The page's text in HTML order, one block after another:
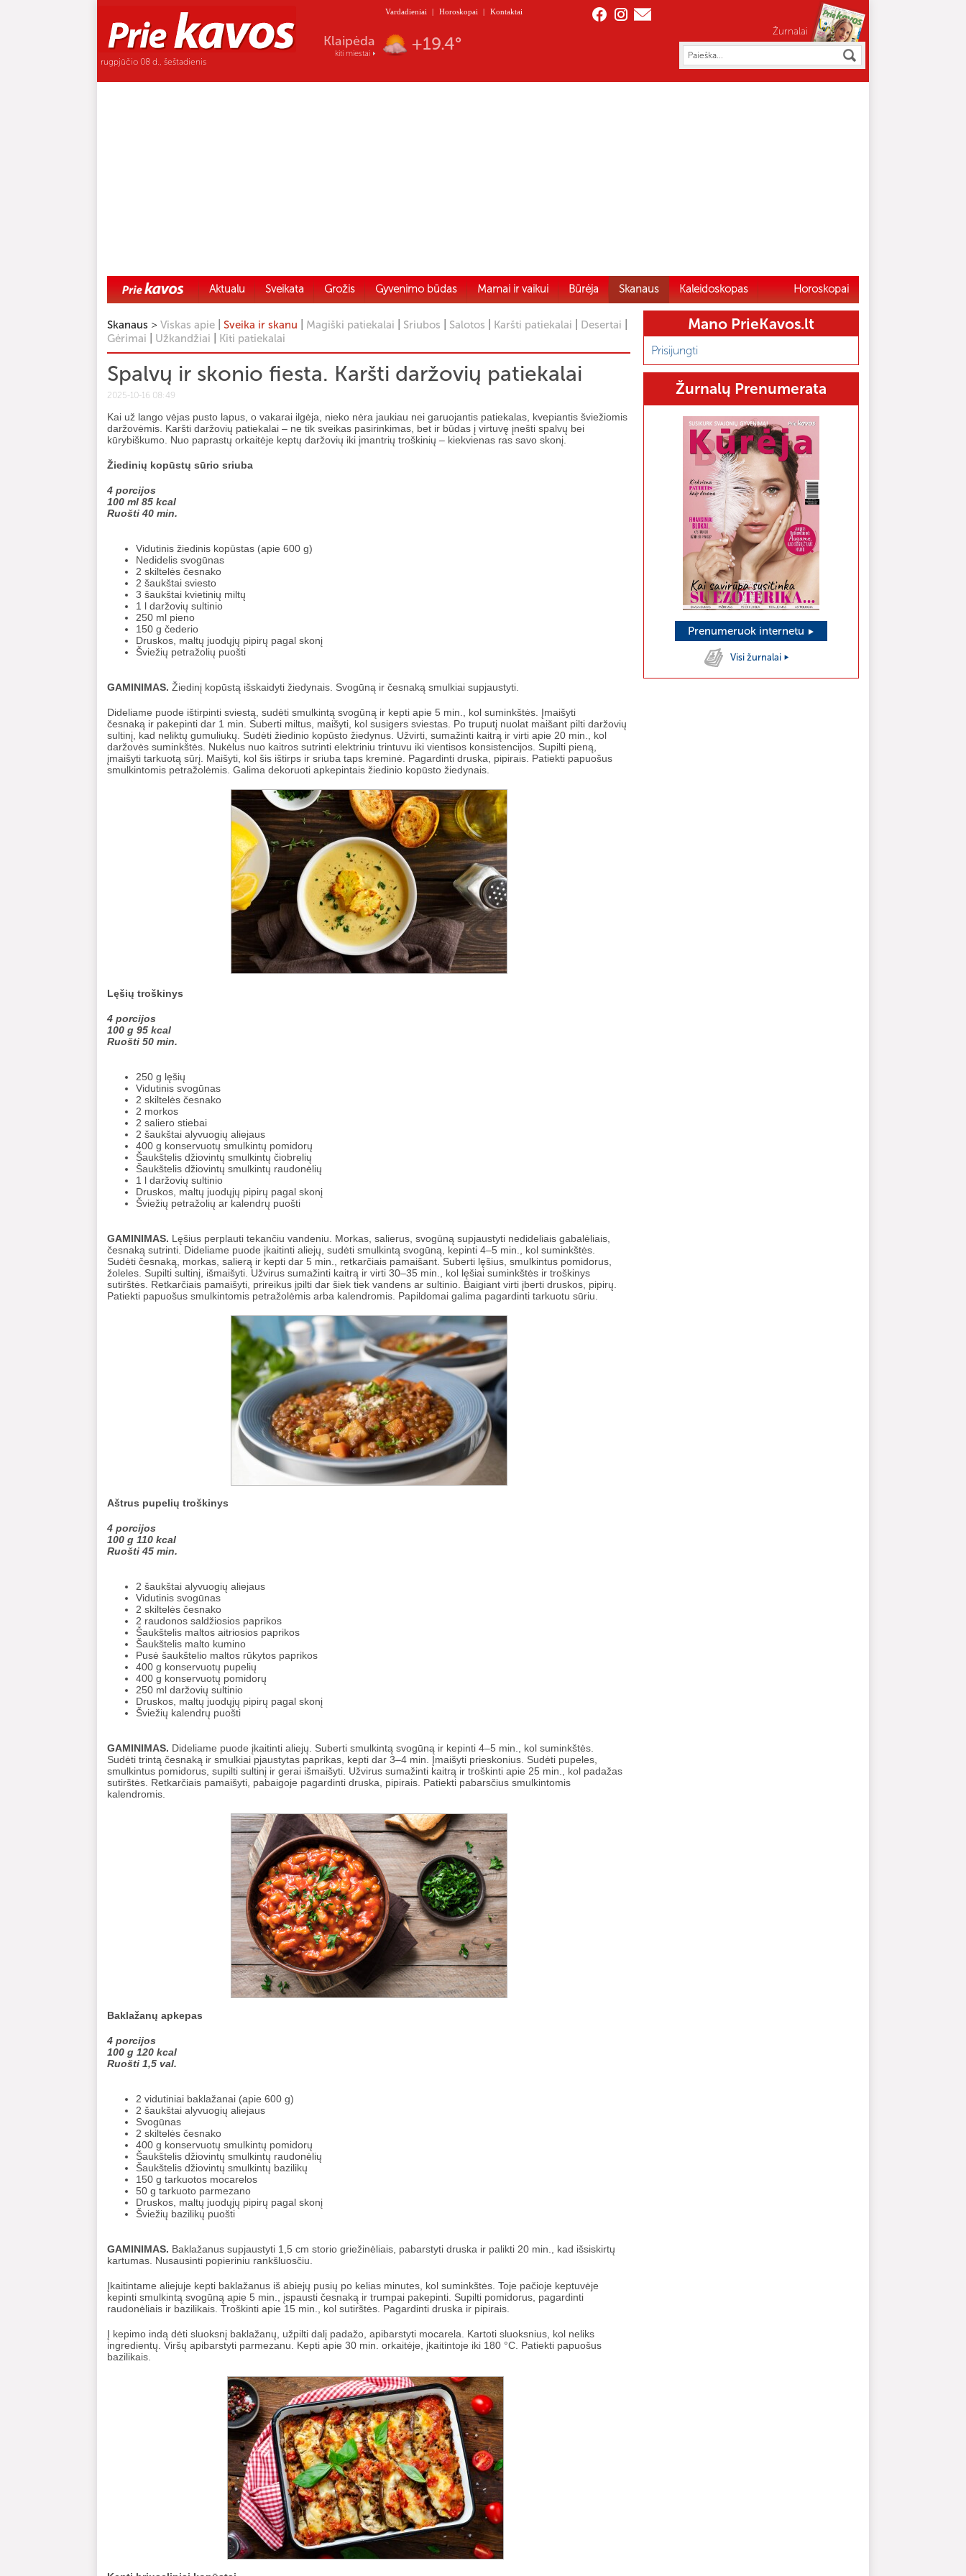
rugpjūčio 08 d., šeštadienis
Vardadieniai | Horoskopai | Kontaktai
Nida
kiti miestai +18.4°
Žurnalai
Aktualu Sveikata Grožis Gyvenimo būdas Mamai ir vaikui Būrėja Skanaus Kaleidoskopas Horoskopai
Skanaus > Viskas apie Sveika ir skanu Magiški patiekalai Sriubos Salotos Karšti patiekalai Desertai
Gėrimai Užkandžiai Kiti patiekalai
Spalvų ir skonio fiesta. Karšti daržovių patiekalai
2025-10-16 08:49
Kai už lango vėjas pusto lapus, o vakarai ilgėja, nieko nėra jaukiau nei garuojantis patiekalas, kvepiantis šviežiomis
daržovėmis. Karšti daržovių patiekalai – ne tik sveikas pasirinkimas, bet ir būdas į virtuvę įnešti spalvų bei
kūrybiškumo. Nuo paprastų orkaitėje keptų daržovių iki įmantrių troškinių – kiekvienas ras savo skonį.
Žiedinių kopūstų sūrio sriuba
4 porcijos
100 ml 85 kcal
Ruošti 40 min.
Vidutinis žiedinis kopūstas (apie 600 g)
Nedidelis svogūnas
2 skiltelės česnako
2 šaukštai sviesto
3 šaukštai kvietinių miltų
1 l daržovių sultinio
250 ml pieno
150 g čederio
Druskos, maltų juodųjų pipirų pagal skonį
Šviežių petražolių puošti
GAMINIMAS. Žiedinį kopūstą išskaidyti žiedynais. Svogūną ir česnaką smulkiai supjaustyti.
Dideliame puode ištirpinti sviestą, sudėti smulkintą svogūną ir kepti apie 5 min., kol suminkštės. Įmaišyti
česnaką ir pakepinti dar 1 min. Suberti miltus, maišyti, kol susigers sviestas. Po truputį nuolat maišant pilti daržovių
sultinį, kad neliktų gumuliukų. Sudėti žiedinio kopūsto žiedynus. Užvirti, sumažinti kaitrą ir virti apie 20 min., kol
daržovės suminkštės. Nukėlus nuo kaitros sutrinti elektriniu trintuvu iki vientisos konsistencijos. Supilti pieną,
įmaišyti tarkuotą sūrį. Maišyti, kol šis ištirps ir sriuba taps kreminė. Pagardinti druska, pipirais. Patiekti papuošus
smulkintomis petražolėmis. Galima dekoruoti apkepintais žiedinio kopūsto žiedynais.
Lęšių troškinys
4 porcijos
100 g 95 kcal
Ruošti 50 min.
250 g lęšių
Vidutinis svogūnas
2 skiltelės česnako
2 morkos
2 saliero stiebai
2 šaukštai alyvuogių aliejaus
400 g konservuotų smulkintų pomidorų
Šaukštelis džiovintų smulkintų čiobrelių
Šaukštelis džiovintų smulkintų raudonėlių
1 l daržovių sultinio
Druskos, maltų juodųjų pipirų pagal skonį
Šviežių petražolių ar kalendrų puošti
GAMINIMAS. Lęšius perplauti tekančiu vandeniu. Morkas, salierus, svogūną supjaustyti nedideliais gabalėliais,
česnaką sutrinti. Dideliame puode įkaitinti aliejų, sudėti smulkintą svogūną, kepinti 4–5 min., kol suminkštės.
Sudėti česnaką, morkas, salierą ir kepti dar 5 min., retkarčiais pamaišant. Suberti lęšius, smulkintus pomidorus,
žoleles. Supilti sultinį, išmaišyti. Užvirus sumažinti kaitrą ir virti 30–35 min., kol lęšiai suminkštės ir troškinys
sutirštės. Retkarčiais pamaišyti, prireikus įpilti dar šiek tiek vandens ar sultinio. Baigiant virti įberti druskos, pipirų.
Patiekti papuošus smulkintomis petražolėmis arba kalendromis. Papildomai galima pagardinti tarkuotu sūriu.
Aštrus pupelių troškinys
4 porcijos
100 g 110 kcal
Ruošti 45 min.
2 šaukštai alyvuogių aliejaus
Vidutinis svogūnas
2 skiltelės česnako
2 raudonos saldžiosios paprikos
Šaukštelis maltos aitriosios paprikos
Šaukštelis malto kumino
Pusė šaukštelio maltos rūkytos paprikos
400 g konservuotų pupelių
400 g konservuotų pomidorų
250 ml daržovių sultinio
Druskos, maltų juodųjų pipirų pagal skonį
Šviežių kalendrų puošti
GAMINIMAS. Dideliame puode įkaitinti aliejų. Suberti smulkintą svogūną ir kepinti 4–5 min., kol suminkštės.
Sudėti trintą česnaką ir smulkiai pjaustytas paprikas, kepti dar 3–4 min. Įmaišyti prieskonius. Sudėti pupeles,
smulkintus pomidorus, supilti sultinį ir gerai išmaišyti. Užvirus sumažinti kaitrą ir troškinti apie 25 min., kol padažas
sutirštės. Retkarčiais pamaišyti, pabaigoje pagardinti druska, pipirais. Patiekti pabarsčius smulkintomis
kalendromis.
Baklažanų apkepas
4 porcijos
100 g 120 kcal
Ruošti 1,5 val.
2 vidutiniai baklažanai (apie 600 g)
2 šaukštai alyvuogių aliejaus
Svogūnas
2 skiltelės česnako
400 g konservuotų smulkintų pomidorų
Šaukštelis džiovintų smulkintų raudonėlių
Šaukštelis džiovintų smulkintų bazilikų
150 g tarkuotos mocarelos
50 g tarkuoto parmezano
Druskos, maltų juodųjų pipirų pagal skonį
Šviežių bazilikų puošti
GAMINIMAS. Baklažanus supjaustyti 1,5 cm storio griežinėliais, pabarstyti druska ir palikti 20 min., kad išsiskirtų
kartumas. Nusausinti popieriniu rankšluosčiu.
Įkaitintame aliejuje kepti baklažanus iš abiejų pusių po kelias minutes, kol suminkštės. Toje pačioje keptuvėje
kepinti smulkintą svogūną apie 5 min., įspausti česnaką ir trumpai pakepinti. Supilti pomidorus, pagardinti
raudonėliais ir bazilikais. Troškinti apie 15 min., kol sutirštės. Pagardinti druska ir pipirais.
Į kepimo indą dėti sluoksnį baklažanų, užpilti dalį padažo, apibarstyti mocarela. Kartoti sluoksnius, kol neliks
ingredientų. Viršų apibarstyti parmezanu. Kepti apie 30 min. orkaitėje, įkaitintoje iki 180 °C. Patiekti papuošus
bazilikais.
Mano PrieKavos.lt
Prisijungti
Žurnalų Prenumerata
Prenumeruok internetu
Visi žurnalai